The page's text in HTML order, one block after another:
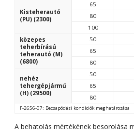
Kisteherautó
(PU) (2300)
65
80
100
közepes
teherbírású
teherautó (M)
(6800)
50
65
80
nehéz
tehergépjármű
(H) (29500)
50
65
80
F-2656-07: Becsapódási kondíciók meghatározása
A behatolás mértékének besorolása